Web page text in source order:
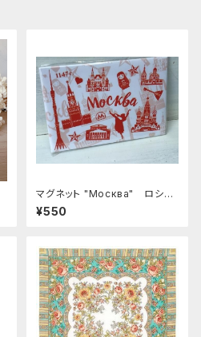
マグネット "Москва" ロシア
土産に最適 ZZ272
¥550